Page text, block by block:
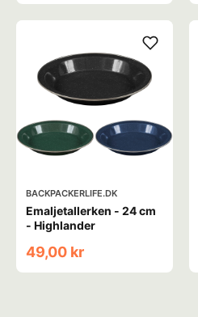
BACKPACKERLIFE.DK
Emaljetallerken - 24 cm
- Highlander
49,00 kr